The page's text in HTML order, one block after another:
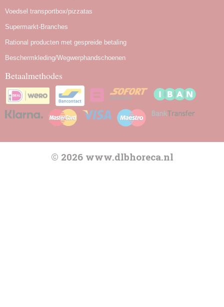
Voedsel transportbox/pizzatas
Supermarkt-Branches
Rational producten met gespreide betaling
Beschermkleding/Wegwerphandschoenen
Betaalmethodes
© 2026 www.dlbhoreca.nl